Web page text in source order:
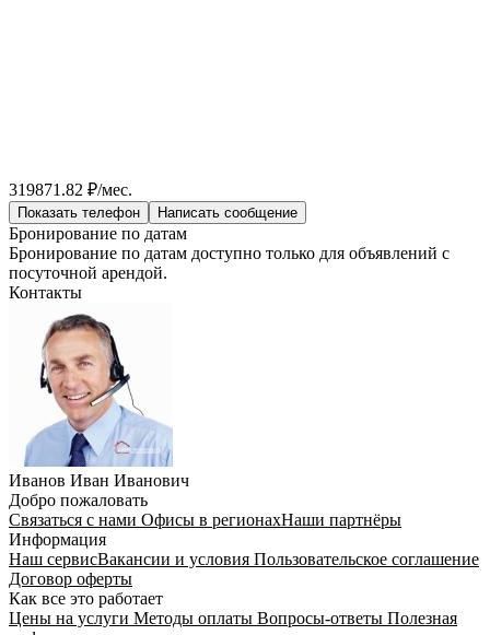
319871.82 ₽/мес.
Показать телефон Написать сообщение
Бронирование по датам
Бронирование по датам доступно только для объявлений с
посуточной арендой.
Контакты
Иванов Иван Иванович
Добро пожаловать
Связаться с нами Офисы в регионахНаши партнёры
Информация
Наш сервисВакансии и условия Пользовательское соглашение
Договор оферты
Как все это работает
Цены на услуги Методы оплаты Вопросы-ответы Полезная